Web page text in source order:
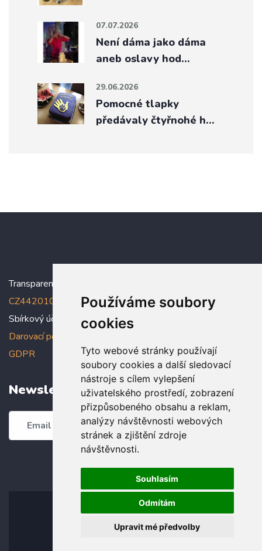
Používáme soubory
cookies
Tyto webové stránky používají
soubory cookies a další sledovací
nástroje s cílem vylepšení
uživatelského prostředí, zobrazení
přizpůsobeného obsahu a reklam,
analýzy návštěvnosti webových
stránek a zjištění zdroje
návštěvnosti.
Souhlasím
Odmítám
Upravit mé předvolby
07.07.2026
Není dáma jako dáma
aneb oslavy hod…
29.06.2026
Pomocné tlapky
předávaly čtyřnohé h…
Transparentní účet:
CZ4420100000005005005006
Sbírkový účet: 5005005022/2010
Darovací podmínky
GDPR
Newsletter
Odebírat